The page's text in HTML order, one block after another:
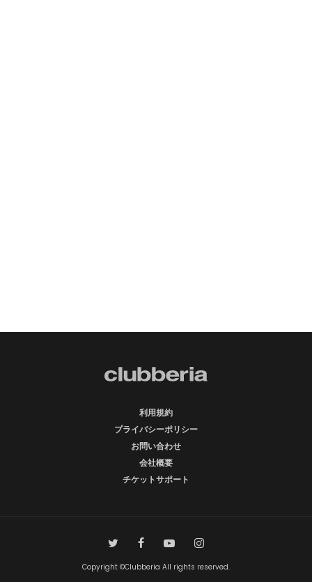
利用規約
プライバシーポリシー
お問い合わせ
会社概要
チケットサポート
Copyright ©Clubberia All rights reserved.